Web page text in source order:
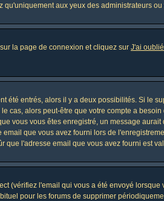
qu'uniquement aux yeux des administrateurs
la page de connexion et cliquez sur J'ai
entrés, alors il y a deux possibilités. Si le
alors peut-être que votre compte a
vous vous êtes enregistré, un message
que vous avez fourni lors de
l'adresse email que vous avez fourni est
(vérifiez l'email qui vous a été envoyé
pour les forums de supprimer